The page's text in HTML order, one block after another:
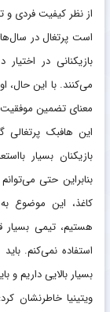
از نظر کیفیت فردی و
است پرتغال در
بازیکنانی در
می‌کنند. با این حال،
معنای تضمین
این هافبک
بازیکنان بسیار
بنابراین حتی
کاغذ، این موضوع
هستیم، تیمی بسیار
استفاده نمی‌کنم.
بسیار بالایی داریم و
ویتینیا خاطرنشان